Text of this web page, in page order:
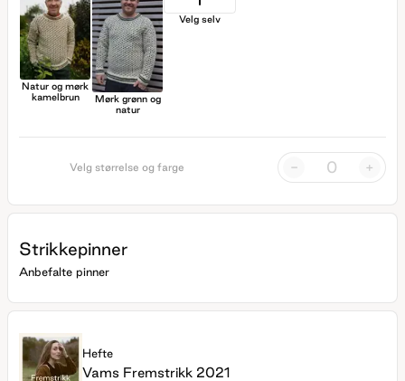
Natur og mørk
kamelbrun
Mørk grønn og
natur
Velg selv
Velg størrelse og farge - +
Strikkepinner
Anbefalte pinner
Hefte
Vams Fremstrikk 2021